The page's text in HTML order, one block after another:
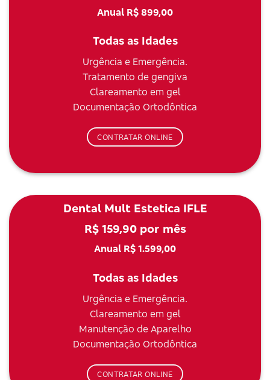
Anual R$ 899,00
Todas as Idades
Urgência e Emergência.
Tratamento de gengiva
Clareamento em gel
Documentação Ortodôntica
CONTRATAR ONLINE
Dental Mult Estetica IFLE
R$ 159,90 por mês
Anual R$ 1.599,00
Todas as Idades
Urgência e Emergência.
Clareamento em gel
Manutenção de Aparelho
Documentação Ortodôntica
CONTRATAR ONLINE